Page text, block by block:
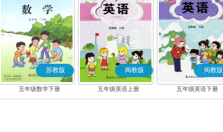
苏教版
五年级数学下册
闽教版
五年级英语上册
闽教版
五年级英语下册